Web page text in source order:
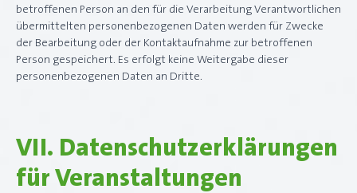
betroffenen Person an den für die Verarbeitung Verantwortlichen
übermittelten personenbezogenen Daten werden für Zwecke
der Bearbeitung oder der Kontaktaufnahme zur betroffenen
Person gespeichert. Es erfolgt keine Weitergabe dieser
personenbezogenen Daten an Dritte.
VII. Datenschutzerklärungen
für Veranstaltungen